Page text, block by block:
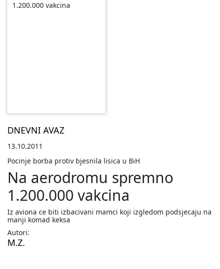
DNEVNI AVAZ
13.10.2011
Pocinje borba protiv bjesnila lisica u BiH
Na aerodromu spremno
1.200.000 vakcina
Iz aviona ce biti izbacivani mamci koji izgledom podsjecaju na
manji komad keksa
Autori:
M.Z.